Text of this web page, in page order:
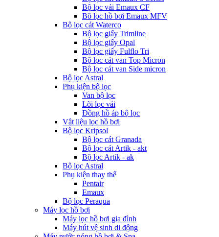
Bộ lọc vải Emaux CF
Bô lọc hồ bơi Emaux MFV
Bộ lọc cát Waterco
Bộ lọc giấy Trimline
Bộ lọc giấy Opal
Bộ lọc giấy Fulflo Tri
Bộ lọc cát van Top Micron
Bộ lọc cát van Side micron
Bộ lọc Astral
Phụ kiện bộ lọc
Van bộ lọc
Lõi lọc vải
Đồng hồ áp bộ lọc
Vật liệu lọc hồ bơi
Bộ lọc Kripsol
Bộ lọc cát Granada
Bộ lọc cát Artik - akt
Bộ lọc Artik - ak
Bộ lọc Astral
Phụ kiện thay thế
Pentair
Emaux
Bộ lọc Peraqua
Máy lọc hồ bơi
Máy lọc hồ bơi gia đình
Máy hút vệ sinh di động